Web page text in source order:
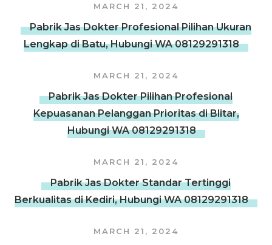
MARCH 21, 2024
Pabrik Jas Dokter Profesional Pilihan Ukuran
Lengkap di Batu, Hubungi WA 08129291318
MARCH 21, 2024
Pabrik Jas Dokter Pilihan Profesional
Kepuasanan Pelanggan Prioritas di Blitar,
Hubungi WA 08129291318
MARCH 21, 2024
Pabrik Jas Dokter Standar Tertinggi
Berkualitas di Kediri, Hubungi WA 08129291318
MARCH 21, 2024